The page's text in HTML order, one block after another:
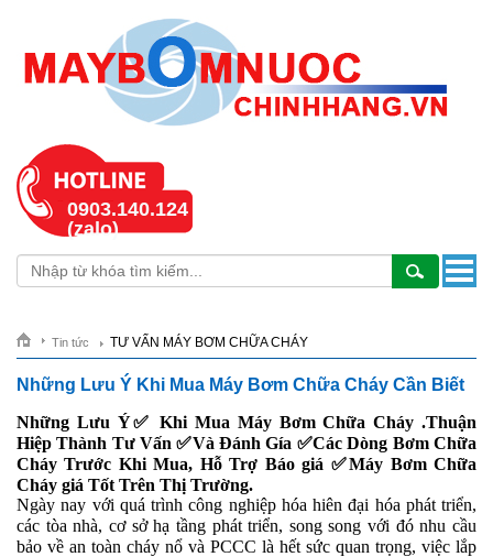
0903.140.124
(zalo)
Tin tức TƯ VẤN MÁY BƠM CHỮA CHÁY
Những Lưu Ý Khi Mua Máy Bơm Chữa Cháy Cần Biết
Những Lưu Ý✅ Khi Mua Máy Bơm Chữa Cháy .Thuận
Hiệp Thành Tư Vấn ✅Và Đánh Gía ✅Các Dòng Bơm Chữa
Cháy Trước Khi Mua, Hỗ Trợ Báo giá ✅Máy Bơm Chữa
Cháy giá Tốt Trên Thị Trường.
Ngày nay với quá trình công nghiệp hóa hiên đại hóa phát triển,
các tòa nhà, cơ sở hạ tầng phát triển, song song với đó nhu cầu
bảo về an toàn cháy nổ và PCCC là hết sức quan trọng, việc lắp